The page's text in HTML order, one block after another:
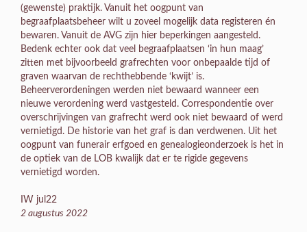
(gewenste) praktijk. Vanuit het oogpunt van
begraafplaatsbeheer wilt u zoveel mogelijk data registeren én
bewaren. Vanuit de AVG zijn hier beperkingen aangesteld.
Bedenk echter ook dat veel begraafplaatsen ‘in hun maag’
zitten met bijvoorbeeld grafrechten voor onbepaalde tijd of
graven waarvan de rechthebbende ‘kwijt’ is.
Beheerverordeningen werden niet bewaard wanneer een
nieuwe verordening werd vastgesteld. Correspondentie over
overschrijvingen van grafrecht werd ook niet bewaard of werd
vernietigd. De historie van het graf is dan verdwenen. Uit het
oogpunt van funerair erfgoed en genealogieonderzoek is het in
de optiek van de LOB kwalijk dat er te rigide gegevens
vernietigd worden.
IW jul22
2 augustus 2022